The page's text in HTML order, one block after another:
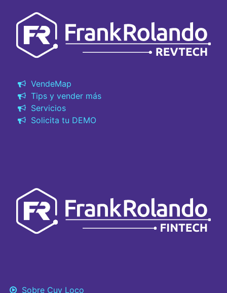
VendeMap
Tips y vender más
Servicios
Solicita tu DEMO
Sobre Cuy Loco